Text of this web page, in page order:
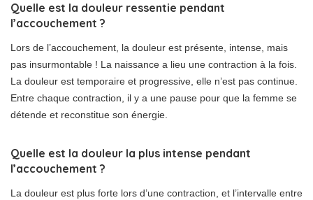
Quelle est la douleur ressentie pendant
l’accouchement ?
Lors de l’accouchement, la douleur est présente, intense, mais
pas insurmontable ! La naissance a lieu une contraction à la fois.
La douleur est temporaire et progressive, elle n’est pas continue.
Entre chaque contraction, il y a une pause pour que la femme se
détende et reconstitue son énergie.
Quelle est la douleur la plus intense pendant
l’accouchement ?
La douleur est plus forte lors d’une contraction, et l’intervalle entre